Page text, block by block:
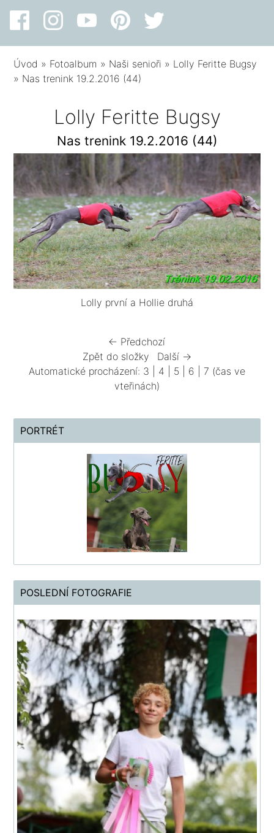
Úvod » Fotoalbum » Naši senioři » Lolly Feritte Bugsy
» Nas trenink 19.2.2016 (44)
Lolly Feritte Bugsy
Nas trenink 19.2.2016 (44)
Lolly první a Hollie druhá
← Předchozí
Zpět do složky
Další →
Automatické procházení: 3 4 5 6 7 (čas ve
vteřinách)
PORTRÉT
POSLEDNÍ FOTOGRAFIE